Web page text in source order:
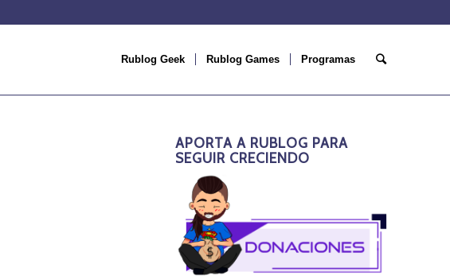
Rublog Geek Rublog Games Programas
APORTA A RUBLOG PARA
SEGUIR CRECIENDO